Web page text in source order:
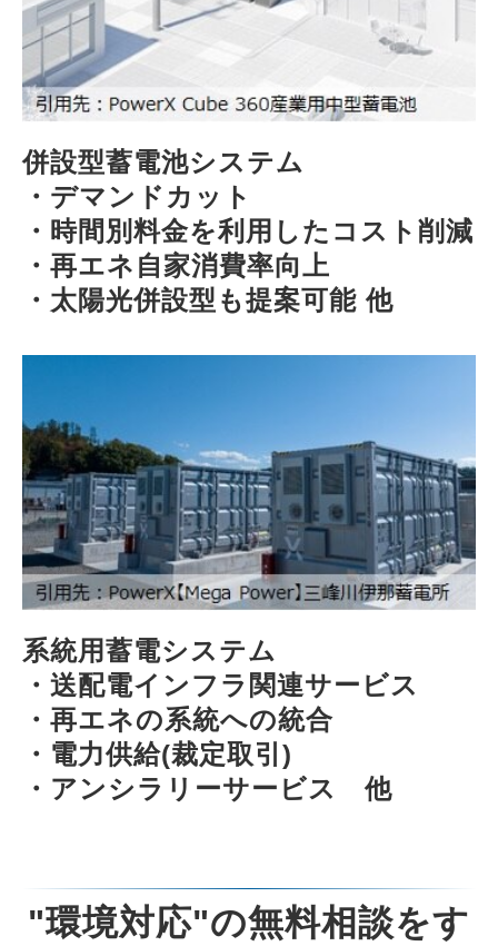
併設型蓄電池システム
・デマンドカット
・時間別料金を利用したコスト削減
・再エネ自家消費率向上
・太陽光併設型も提案可能 他
系統用蓄電システム
・送配電インフラ関連サービス
・再エネの系統への統合
・電力供給(裁定取引)
・アンシラリーサービス　他
"環境対応"の無料相談をす